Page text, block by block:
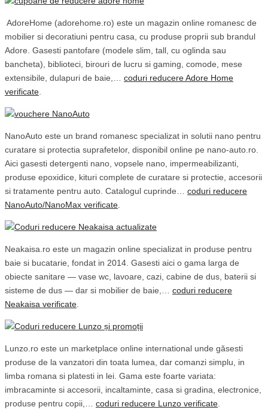
​ AdoreHome (adorehome.ro) este un magazin online romanesc de
mobilier si decoratiuni pentru casa, cu produse proprii sub brandul
Adore. Gasesti pantofare (modele slim, tall, cu oglinda sau
bancheta), biblioteci, birouri de lucru si gaming, comode, mese
extensibile, dulapuri de baie,… coduri reducere Adore Home
verificate
NanoAuto este un brand romanesc specializat in solutii nano pentru
curatare si protectia suprafetelor, disponibil online pe nano-auto.ro.
Aici gasesti detergenti nano, vopsele nano, impermeabilizanti,
produse epoxidice, kituri complete de curatare si protectie, accesorii
si tratamente pentru auto. Catalogul cuprinde… coduri reducere
NanoAuto/NanoMax verificate
Neakaisa.ro este un magazin online specializat in produse pentru
baie si bucatarie, fondat in 2014. Gasesti aici o gama larga de
obiecte sanitare — vase wc, lavoare, cazi, cabine de dus, baterii si
sisteme de dus — dar si mobilier de baie,… coduri reducere
Neakaisa verificate
Lunzo.ro este un marketplace online international unde găsesti
produse de la vanzatori din toata lumea, dar comanzi simplu, in
limba romana si platesti in lei. Gama este foarte variata:
imbracaminte si accesorii, incaltaminte, casa si gradina, electronice,
produse pentru copii,… coduri reducere Lunzo verificate